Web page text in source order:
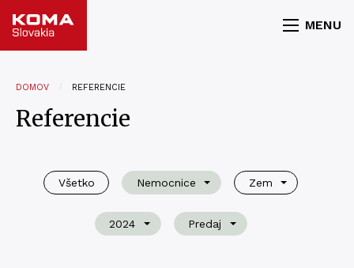
MENU
DOMOV REFERENCIE
Referencie
Všetko Nemocnice Zem
2024 Predaj